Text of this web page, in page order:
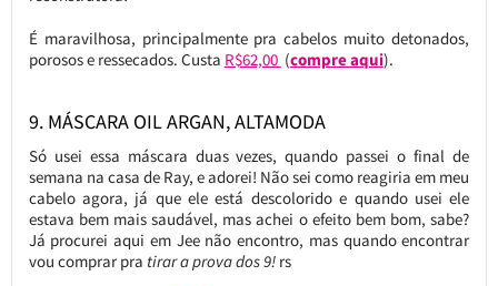
É maravilhosa, principalmente pra cabelos muito detonados,
porosos e ressecados. Custa R$62,00 (compre aqui).
9. MÁSCARA OIL ARGAN, ALTAMODA
Só usei essa máscara duas vezes, quando passei o final de
semana na casa de Ray, e adorei! Não sei como reagiria em meu
cabelo agora, já que ele está descolorido e quando usei ele
estava bem mais saudável, mas achei o efeito bem bom, sabe?
Já procurei aqui em Jee não encontro, mas quando encontrar
vou comprar pra tirar a prova dos 9!rs